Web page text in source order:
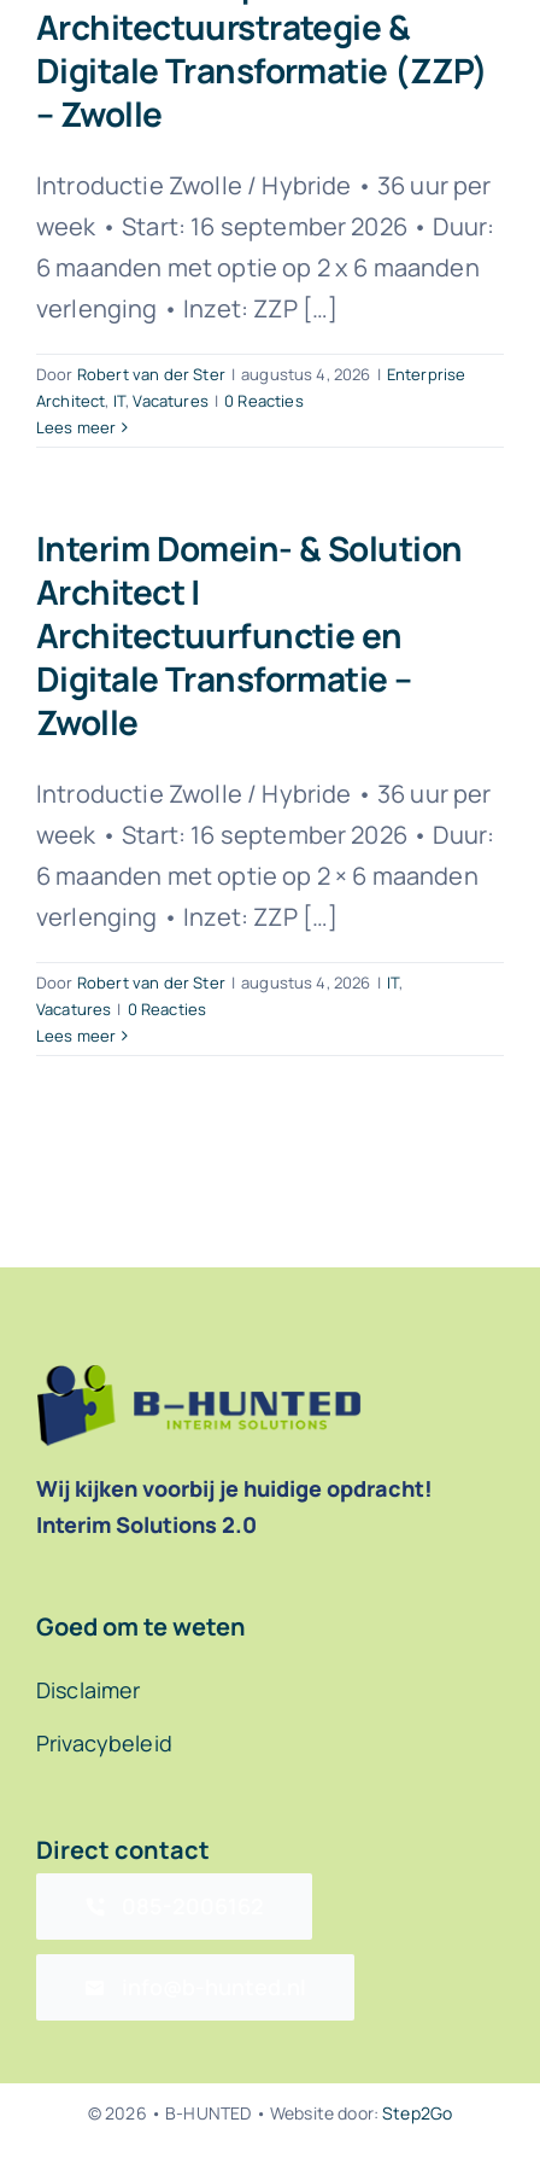
Contact
Architectuurstrategie &
Digitale Transformatie (ZZP)
– Zwolle
Introductie Zwolle / Hybride • 36 uur per
week • Start: 16 september 2026 • Duur:
6 maanden met optie op 2 x 6 maanden
verlenging • Inzet: ZZP […]
Door Robert van der Ster | augustus 4, 2026 | Enterprise
Architect, IT,Vacatures | 0 Reacties
Lees meer
Interim Domein- & Solution
Architect |
Architectuurfunctie en
Digitale Transformatie –
Zwolle
Introductie Zwolle / Hybride • 36 uur per
week • Start: 16 september 2026 • Duur:
6 maanden met optie op 2 × 6 maanden
verlenging • Inzet: ZZP […]
Door Robert van der Ster | augustus 4, 2026 | IT,
Vacatures | 0 Reacties
Lees meer
Wij kijken voorbij je huidige opdracht!
Interim Solutions 2.0
Goed om te weten
Disclaimer
Privacybeleid
Direct contact
© 2026 • B-HUNTED • Website door:Step2Go